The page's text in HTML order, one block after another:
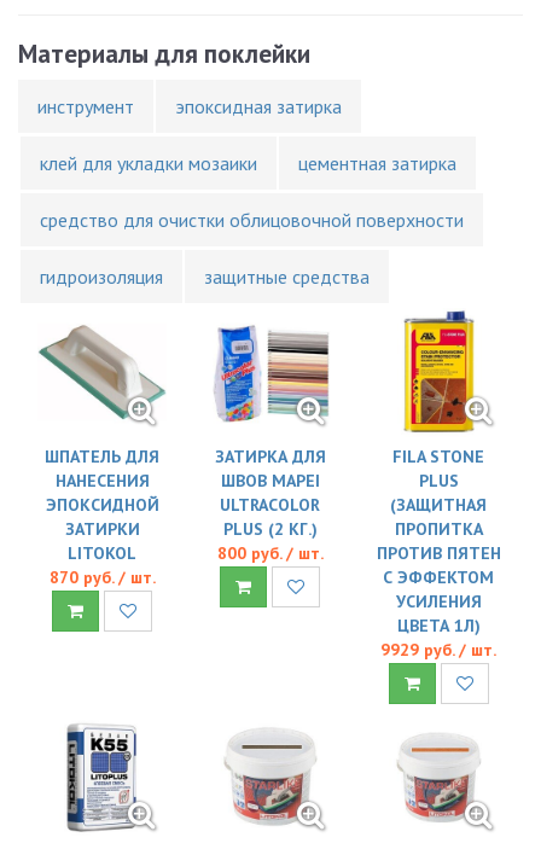
Материалы для поклейки
инструмент эпоксидная затирка
клей для укладки мозаики цементная затирка
средство для очистки облицовочной поверхности
гидроизоляция защитные средства
ШПАТЕЛЬ ДЛЯ
НАНЕСЕНИЯ
ЭПОКСИДНОЙ
ЗАТИРКИ
LITOKOL
870 руб. / шт.
ЗАТИРКА ДЛЯ
ШВОВ MAPEI
ULTRACOLOR
PLUS (2 КГ.)
800 руб. / шт.
FILA STONE
PLUS
(ЗАЩИТНАЯ
ПРОПИТКА
ПРОТИВ ПЯТЕН
С ЭФФЕКТОМ
УСИЛЕНИЯ
ЦВЕТА 1Л)
9929 руб. / шт.